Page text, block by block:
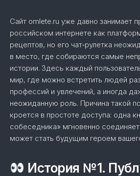
Сайт omlete.ru уже давно занимает
российском интернете как
рецептов, но его чат‑рулетка
в место, где собираются самые
истории. Здесь каждый
мир, где можно встретить людей
профессий и увлечений, а иногда
неожиданную роль. Причина такой
кроется в простоте доступа: одна
собеседника» мгновенно
может стать будущим героем
История №1.